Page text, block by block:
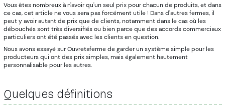
Vous êtes nombreux à n'avoir qu'un seul prix pour chacun de produits, et dans
ce cas, cet article ne vous sera pas forcément utile ! Dans d'autres fermes, il
peut y avoir autant de prix que de clients, notamment dans le cas où les
débouchés sont très diversifiés ou bien parce que des accords commerciaux
particuliers ont été passés avec les clients en question.
Nous avons essayé sur Ouvretaferme de garder un système simple pour les
producteurs qui ont des prix simples, mais également hautement
personnalisable pour les autres.
Quelques définitions